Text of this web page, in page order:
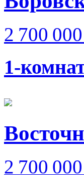
2 700
1-
2 700